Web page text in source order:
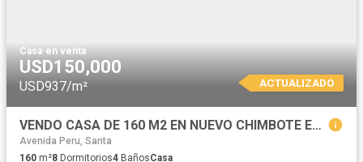
Casa·en venta
USD150,000
USD937/m² ACTUALIZADO
VENDO CASA DE 160 M2 EN NUEVO CHIMBOTE EN ZONA EXCLUSIVA EN URB. BUENOS AIRES II ETAPA A UNAS CUADRAS DE LA PLAZA MAYOR ? NUEVO CHIMBOTE
Avenida Peru, Santa
160 m²8 Dormitorios4 BañosCasa